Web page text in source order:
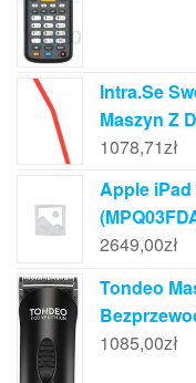
Intra.Se
Maszyn Z
1078,71zł
Apple iPad
2649,00zł
Tondeo
1085,00zł